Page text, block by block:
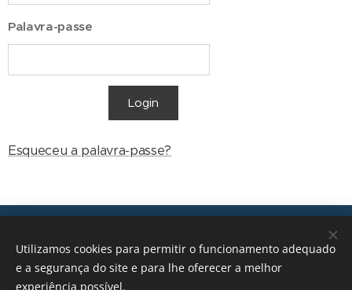
Palavra-passe
Login
Esqueceu a palavra-passe?
geral@transicoes.pt
Utilizamos cookies para permitir o funcionamento adequado
e a segurança do site e para lhe oferecer a melhor
experiência possível.